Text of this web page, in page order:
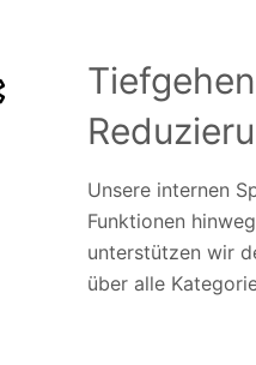
Unsere internen
Funktionen
unterstützen wir
über alle